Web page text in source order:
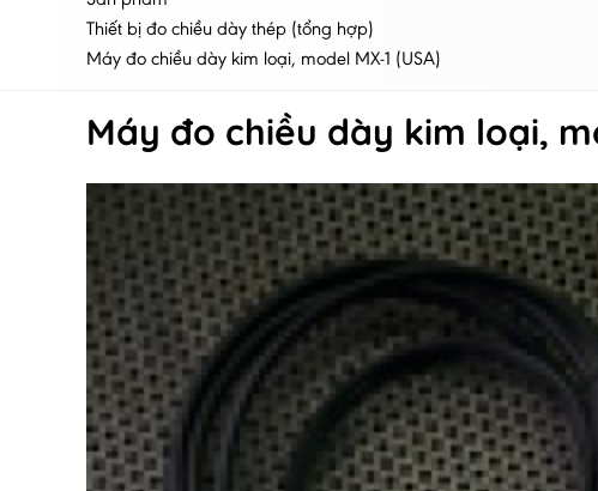
Thiết bị đo chiều dày thép (tổng hợp)
Máy đo chiều dày kim loại, model MX-1 (USA)
Máy đo chiều dày kim loại,